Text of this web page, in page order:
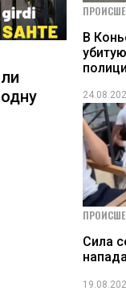
В
Сила